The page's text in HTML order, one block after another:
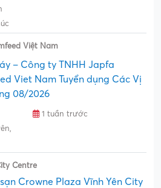
Việt Nam
– Công ty TNHH Japfa
Viet Nam Tuyển dụng Các Vị
08/2026
1 tuần trước
Centre
Crowne Plaza Vĩnh Yên City